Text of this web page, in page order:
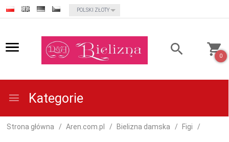
currency_h
POLSKI ZŁOTY
0
Kategorie
Strona główna Aren.com.pl Bielizna damska Figi